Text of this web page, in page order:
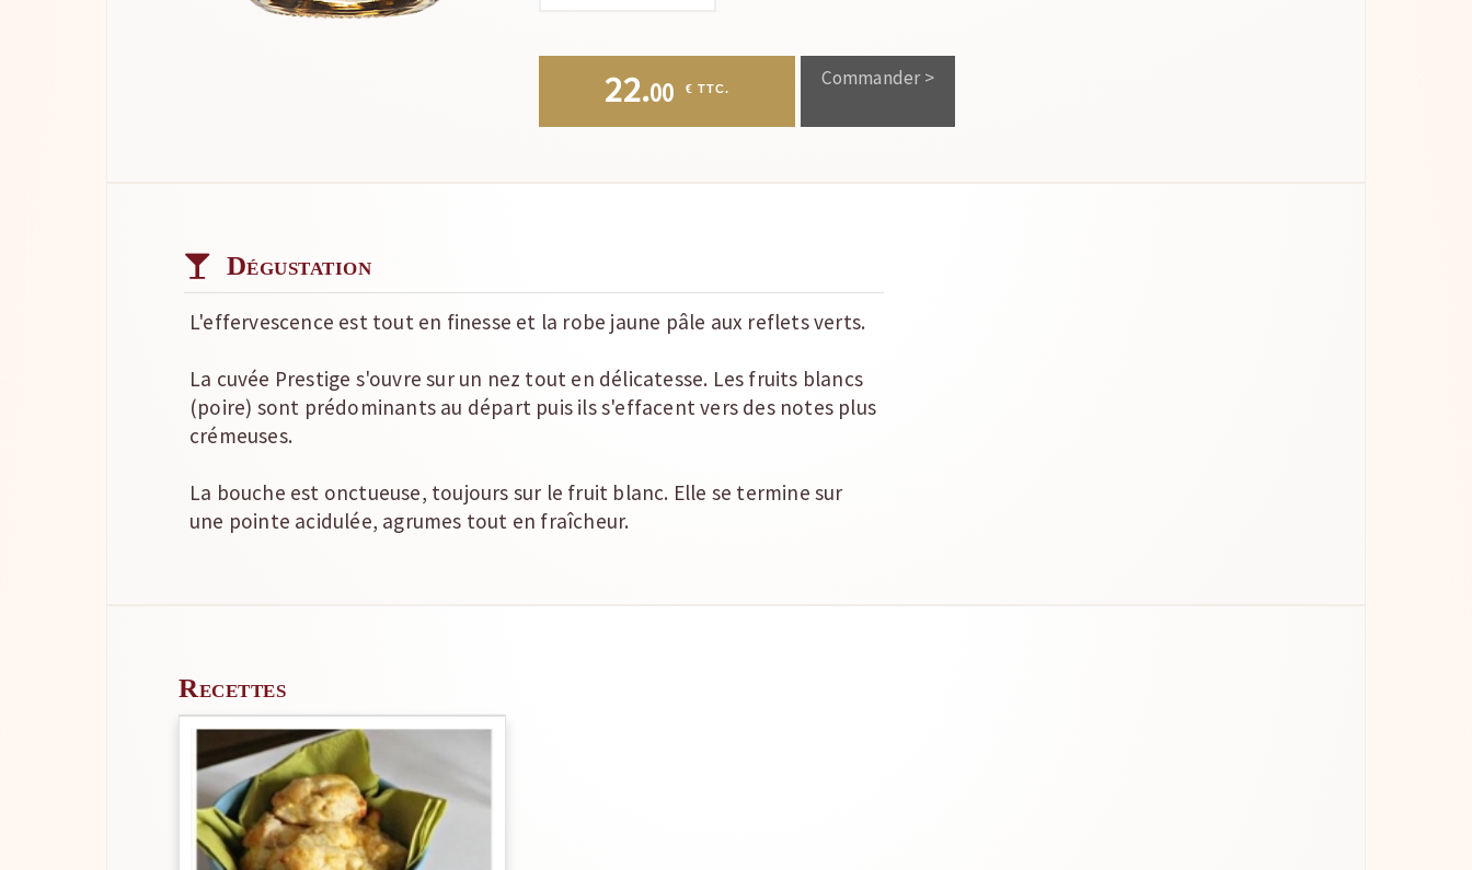
22.00  € TTC. Commander >
Dégustation
L'effervescence est tout en finesse et la robe jaune pâle aux reflets verts.
La cuvée Prestige s'ouvre sur un nez tout en délicatesse. Les fruits blancs
(poire) sont prédominants au départ puis ils s'effacent vers des notes plus
crémeuses.
La bouche est onctueuse, toujours sur le fruit blanc. Elle se termine sur
une pointe acidulée, agrumes tout en fraîcheur.
Recettes